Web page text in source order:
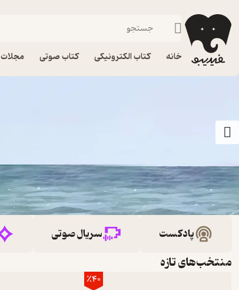
خانه کتاب الکترونیکی کتاب صوتی مجلات
پادکست سریال صوتی
منتخب‌های تازه
٪40